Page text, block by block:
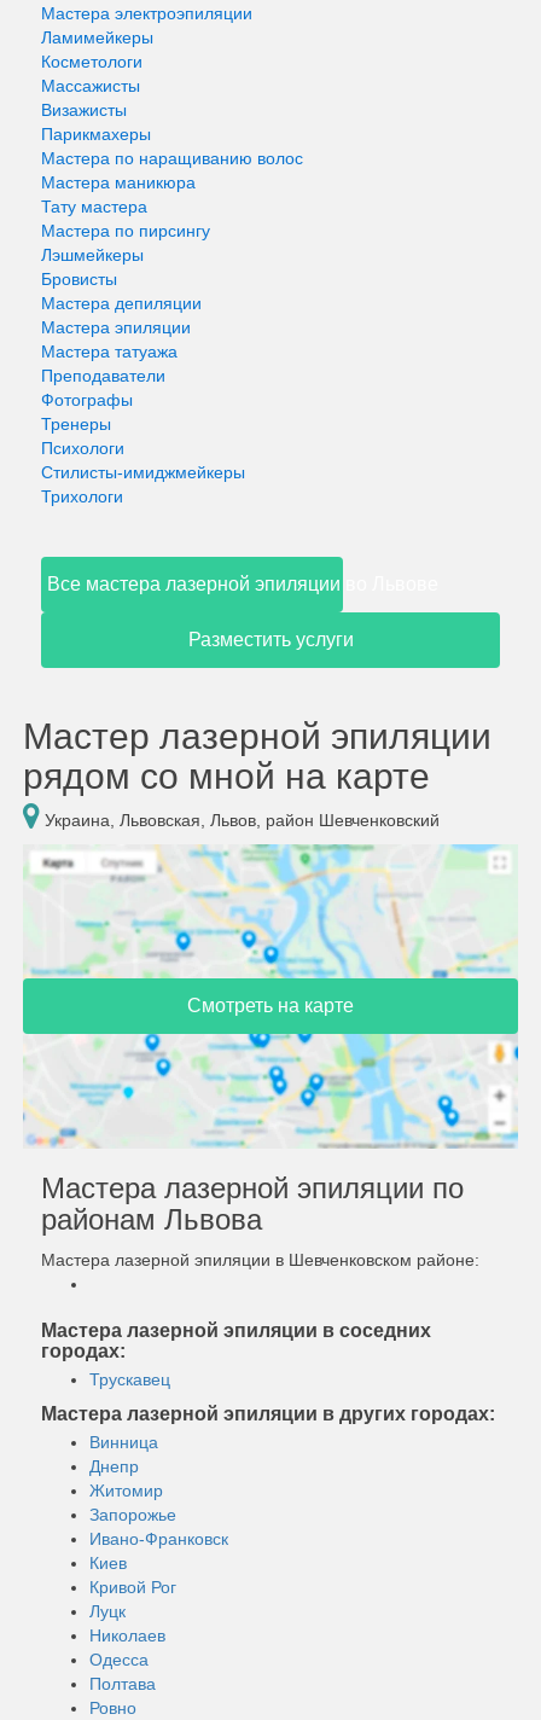
Мастера электроэпиляции
Ламимейкеры
Косметологи
Массажисты
Визажисты
Парикмахеры
Мастера по наращиванию волос
Мастера маникюра
Тату мастера
Мастера по пирсингу
Лэшмейкеры
Бровисты
Мастера депиляции
Мастера эпиляции
Мастера татуажа
Преподаватели
Фотографы
Тренеры
Психологи
Стилисты-имиджмейкеры
Трихологи
Все мастера лазерной эпиляции во Львове
Разместить услуги
Мастер лазерной эпиляции
рядом со мной на карте
Украина, Львовская, Львов, район Шевченковский
Смотреть на карте
Мастера лазерной эпиляции по
районам Львова
Мастера лазерной эпиляции в Шевченковском районе:
Мастера лазерной эпиляции в соседних
городах:
Трускавец
Мастера лазерной эпиляции в других городах:
Винница
Днепр
Житомир
Запорожье
Ивано-Франковск
Киев
Кривой Рог
Луцк
Николаев
Одесса
Полтава
Ровно